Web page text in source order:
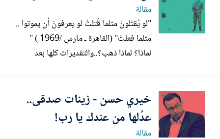
واحداً كان قد أبعد...
مقالة
"لو يُقتَلونَ مثلما قُتلتُ لو يعرفونَ أن يموتوا ..
مثلما فعلتْ" (القاهرة ـ مارس /1969 ) "
لماذا؟ لماذا ذهب؟..والتقديرات كلها بعد
يثأر لخسائره " كان هذا هو السؤال الذى دار
فى ذهن الكاتب الصحفى محمد حسنين
هيكل -...
خيري حسن - زينات صدقى..
عدِّلها من عندك يا رب!
مقالة